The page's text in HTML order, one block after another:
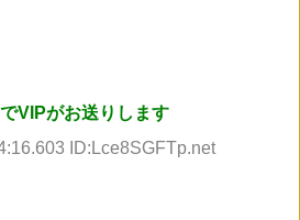
VIPがお送りします
ID:Lce8SGFTp.net